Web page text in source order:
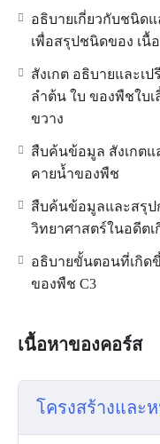
อธิบายเกี่ยวกับชนิด
เพื่อสรุปชนิดของ เนื้
สังเกต อธิบายและเ
ลำต้น ใบ ของพืชใบเ
ขวาง
สืบค้นข้อมูล สังเกตแ
คายน้ำของพืช
สืบค้นข้อมูลและสรุป
วิทยาศาสตร์ในอดีตเ
อธิบายขั้นตอนที่เกิด
ของพืช C3
เนื้อหาของคอร์ส
โครงสร้างและ